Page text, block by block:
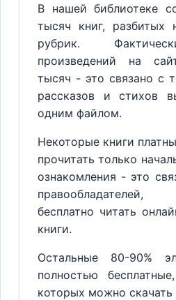
В нашей библиотеке
тысяч книг, разбитых
рубрик.
произведений на
тысяч - это связано с
рассказов и стихов
одним файлом.
Некоторые книги
прочитать только
ознакомления - это
бесплатно читать
книги.
Остальные 80-90%
полностью
которых можно скачать